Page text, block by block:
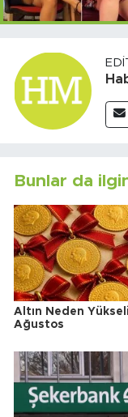
Bunlar da
Altın Neden
Ağustos